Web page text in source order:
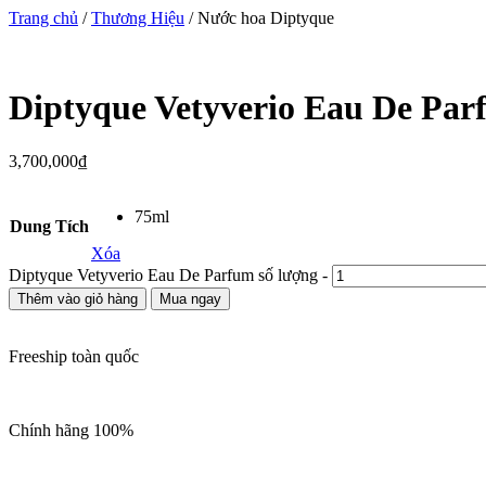
Trang chủ /Thương Hiệu / Nước hoa Diptyque
Diptyque Vetyverio Eau De
3,700,000₫
Dung Tích
75ml
Xóa
Diptyque Vetyverio Eau De Parfum số lượng -
Thêm vào giỏ hàng Mua ngay
Freeship toàn quốc
Chính hãng 100%